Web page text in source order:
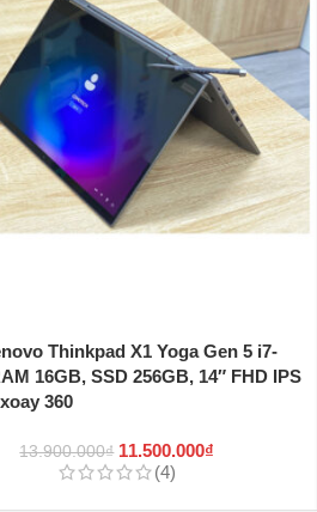
Thinkpad X1 Yoga Gen 5 i7-
16GB, SSD 256GB, 14″ FHD IPS
360
13.900.000₫ 11.500.000₫
(4)